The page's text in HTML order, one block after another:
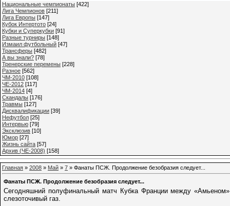
Национальные чемпионаты [422]
Лига Чемпионов [211]
Лига Европы [147]
Кубок Интертото [24]
Кубки и Суперкубки [91]
Разные турниры [148]
Измаил футбольный [47]
Трансферы [482]
А вы знали? [78]
Тренерские перемены [228]
Разное [562]
ЧМ-2010 [108]
ЧЕ-2012 [117]
ЧМ-2014 [4]
Cкандалы [176]
Травмы [127]
Дисквалификации [39]
Нефутбол [25]
Интервью [79]
Эксклюзив [10]
Юмор [27]
Жизнь сайта [57]
Архив (ЧЕ-2008) [158]
Главная » 2008 » Май » 7 » Фанаты ПСЖ. Продолжение безобразия следует...
Фанаты ПСЖ. Продолжение безобразия следует...
Сегодняшний полуфинальный матч Кубка Франции между
слезоточивый газ.